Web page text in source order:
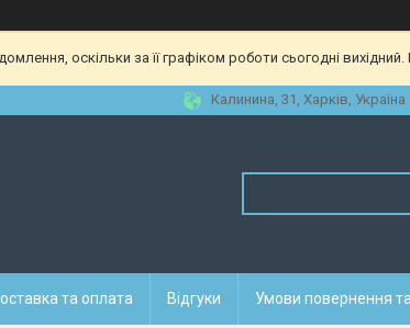
оскільки за її графіком роботи сьогодні
Калинина, 31, Харків, Україна
та оплата Відгуки Умови повернення